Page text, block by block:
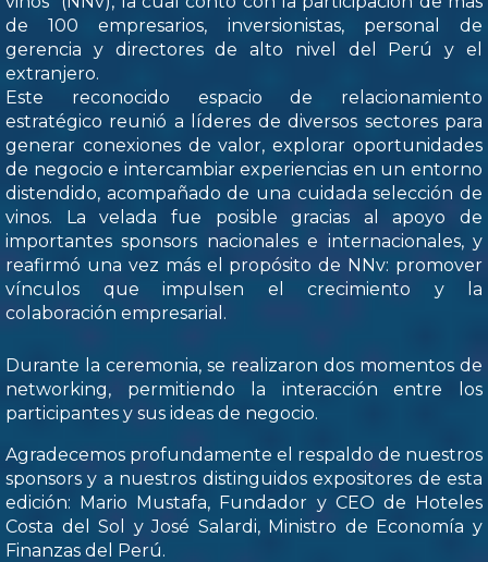
de 100 empresarios, inversionistas, personal de
gerencia y directores de alto nivel del Perú y el
extranjero.
Este reconocido espacio de relacionamiento
estratégico reunió a líderes de diversos sectores para
generar conexiones de valor, explorar oportunidades
de negocio e intercambiar experiencias en un entorno
distendido, acompañado de una cuidada selección de
vinos. La velada fue posible gracias al apoyo de
importantes sponsors nacionales e internacionales, y
reafirmó una vez más el propósito de NNv: promover
vínculos que impulsen el crecimiento y la
colaboración empresarial.
Durante la ceremonia, se realizaron dos momentos de
networking, permitiendo la interacción entre los
participantes y sus ideas de negocio.
Agradecemos profundamente el respaldo de nuestros
sponsors y a nuestros distinguidos expositores de esta
edición: Mario Mustafa, Fundador y CEO de Hoteles
Costa del Sol y José Salardi, Ministro de Economía y
Finanzas del Perú.